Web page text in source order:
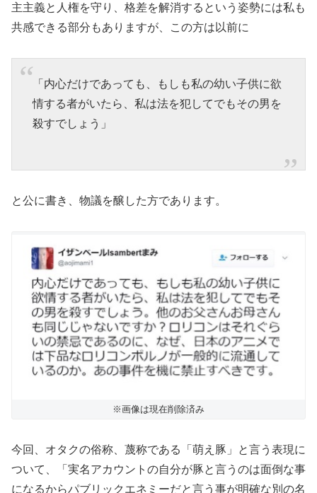
主主義と人権を守り、格差を解消するという姿勢には私も
共感できる部分もありますが、この方は以前に
「内心だけであっても、もしも私の幼い子供に欲
情する者がいたら、私は法を犯してでもその男を
殺すでしょう」
と公に書き、物議を醸した方であります。
※画像は現在削除済み
今回、オタクの俗称、蔑称である「萌え豚」と言う表現に
ついて、「実名アカウントの自分が豚と言うのは面倒な事
になるからパブリックエネミーだと言う事が明確な別の名